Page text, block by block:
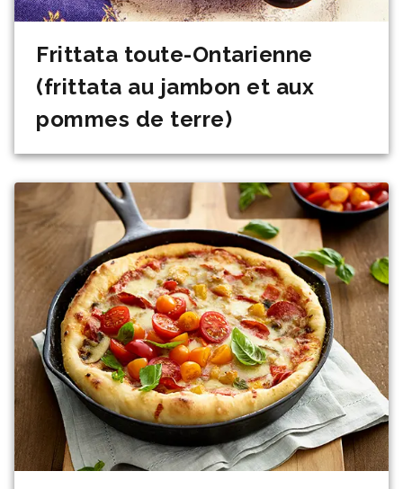
Frittata toute-Ontarienne
(frittata au jambon et aux
pommes de terre)